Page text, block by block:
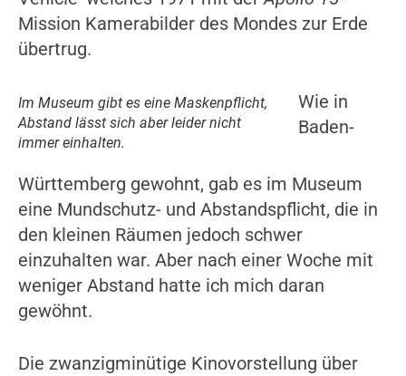
Mission Kamerabilder des Mondes zur Erde
übertrug.
Im Museum gibt es eine Maskenpflicht,
Abstand lässt sich aber leider nicht
immer einhalten.
Wie in
Baden-
Württemberg gewohnt, gab es im Museum
eine Mundschutz- und Abstandspflicht, die in
den kleinen Räumen jedoch schwer
einzuhalten war. Aber nach einer Woche mit
weniger Abstand hatte ich mich daran
gewöhnt.
Die zwanzigminütige Kinovorstellung über